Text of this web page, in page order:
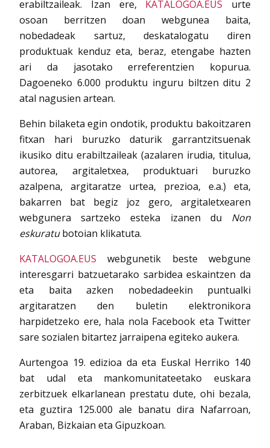
erabiltzaileak. Izan ere, KATALOGOA.EUS urte
osoan berritzen doan webgunea baita,
nobedadeak sartuz, deskatalogatu diren
produktuak kenduz eta, beraz, etengabe hazten
ari da jasotako erreferentzien kopurua.
Dagoeneko 6.000 produktu inguru biltzen ditu 2
atal nagusien artean.
Behin bilaketa egin ondotik, produktu bakoitzaren
fitxan hari buruzko daturik garrantzitsuenak
ikusiko ditu erabiltzaileak (azalaren irudia, titulua,
autorea, argitaletxea, produktuari buruzko
azalpena, argitaratze urtea, prezioa, e.a.) eta,
bakarren bat begiz joz gero, argitaletxearen
webgunera sartzeko esteka izanen du Non
eskuratubotoian klikatuta.
KATALOGOA.EUS webgunetik beste webgune
interesgarri batzuetarako sarbidea eskaintzen da
eta baita azken nobedadeekin puntualki
argitaratzen den buletin elektronikora
harpidetzeko ere, hala nola Facebook eta Twitter
sare sozialen bitartez jarraipena egiteko aukera.
Aurtengoa 19. edizioa da eta Euskal Herriko 140
bat udal eta mankomunitateetako euskara
zerbitzuek elkarlanean prestatu dute, ohi bezala,
eta guztira 125.000 ale banatu dira Nafarroan,
Araban, Bizkaian eta Gipuzkoan.